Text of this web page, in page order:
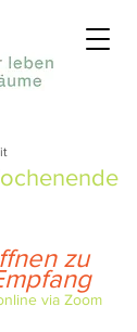
zu
via Zoom